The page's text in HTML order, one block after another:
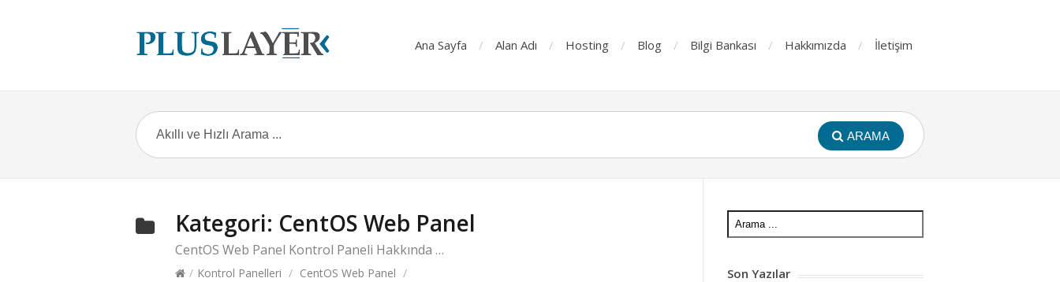
Ana Sayfa Alan Adı Hosting Blog Bilgi Bankası Hakkımızda İletişim
ARAMA
Kategori: CentOS Web Panel
CentOS Web Panel Kontrol Paneli Hakkında …
/ Kontrol Panelleri / CentOS Web Panel / Son Yazılar